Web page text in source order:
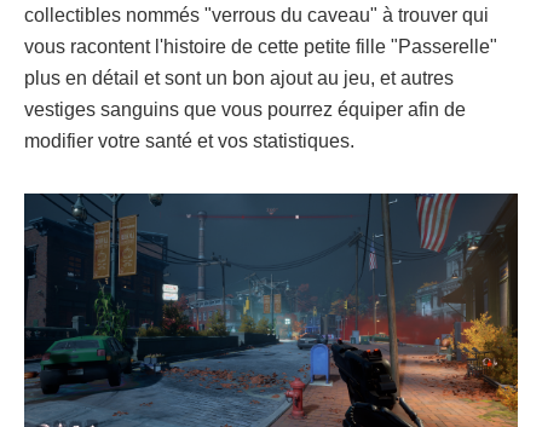
collectibles nommés "verrous du caveau" à trouver qui
vous racontent l'histoire de cette petite fille "Passerelle"
plus en détail et sont un bon ajout au jeu, et autres
vestiges sanguins que vous pourrez équiper afin de
modifier votre santé et vos statistiques.